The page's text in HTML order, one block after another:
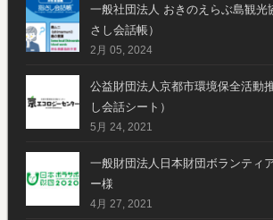
一般社団法人 おきのえらぶ島観光
さし会話帳）
2月 05, 2024
公益財団法人京都市環境保全活動
し会話シート）
5月 24, 2021
一般財団法人日本財団ボランティ
ー様
4月 27, 2021